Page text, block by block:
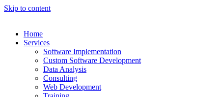
Skip to content
Home
Services
Software Implementation
Custom Software Development
Data Analysis
Consulting
Web Development